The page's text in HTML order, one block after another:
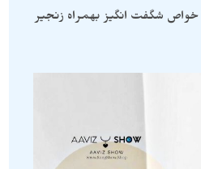
شگفت انگیز بهمراه زنجیر